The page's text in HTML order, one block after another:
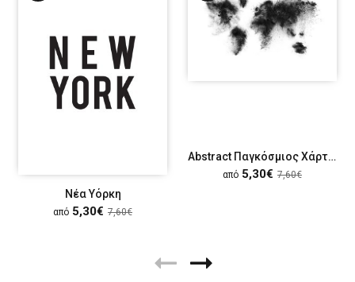
Νέα Υόρκη
από 5,30€ 7,60€
Abstract Παγκόσμιος Χάρτης
από 5,30€ 7,60€